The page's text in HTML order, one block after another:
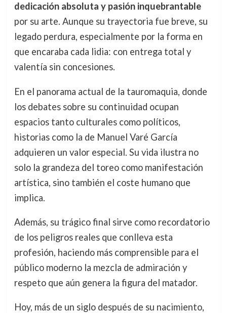
dedicación absoluta y pasión inquebrantable
por su arte. Aunque su trayectoria fue breve, su
legado perdura, especialmente por la forma en
que encaraba cada lidia: con entrega total y
valentía sin concesiones.
En el panorama actual de la tauromaquia, donde
los debates sobre su continuidad ocupan
espacios tanto culturales como políticos,
historias como la de Manuel Varé García
adquieren un valor especial. Su vida ilustra no
solo la grandeza del toreo como manifestación
artística, sino también el coste humano que
implica.
Además, su trágico final sirve como recordatorio
de los peligros reales que conlleva esta
profesión, haciendo más comprensible para el
público moderno la mezcla de admiración y
respeto que aún genera la figura del matador.
Hoy, más de un siglo después de su nacimiento,